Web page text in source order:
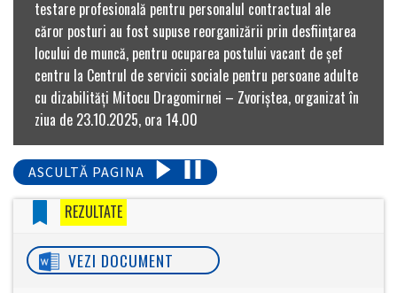
testare profesională pentru personalul contractual ale
căror posturi au fost supuse reorganizării prin desființarea
locului de muncă, pentru ocuparea postului vacant de șef
centru la Centrul de servicii sociale pentru persoane adulte
cu dizabilități Mitocu Dragomirnei – Zvoriștea, organizat în
ziua de 23.10.2025, ora 14.00
ASCULTĂ PAGINA
REZULTATE
VEZI DOCUMENT